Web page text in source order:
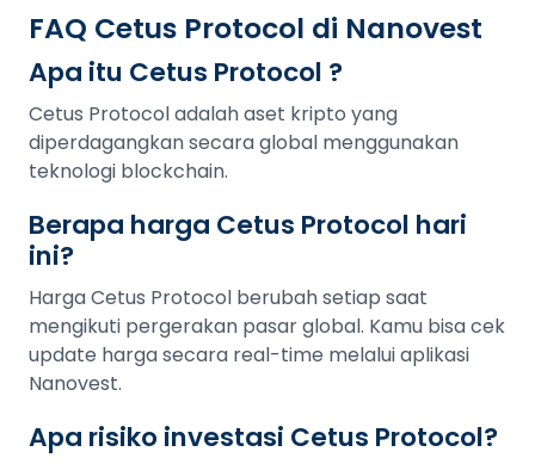
FAQ Cetus Protocol di Nanovest
Apa itu Cetus Protocol ?
Cetus Protocol adalah aset kripto yang
diperdagangkan secara global menggunakan
teknologi blockchain.
Berapa harga Cetus Protocol hari
ini?
Harga Cetus Protocol berubah setiap saat
mengikuti pergerakan pasar global. Kamu bisa cek
update harga secara real-time melalui aplikasi
Nanovest.
Apa risiko investasi Cetus Protocol?